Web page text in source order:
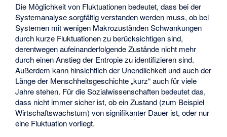
Die Möglichkeit von Fluktuationen bedeutet, dass bei der
Systemanalyse sorgfältig verstanden werden muss, ob bei
Systemen mit wenigen Makrozuständen Schwankungen
durch kurze Fluktuationen zu berücksichtigen sind,
derentwegen aufeinanderfolgende Zustände nicht mehr
durch einen Anstieg der Entropie zu identifizieren sind.
Außerdem kann hinsichtlich der Unendlichkeit und auch der
Länge der Menschheitsgeschichte „kurz“ auch für viele
Jahre stehen. Für die Sozialwissenschaften bedeutet das,
dass nicht immer sicher ist, ob ein Zustand (zum Beispiel
Wirtschaftswachstum) von signifikanter Dauer ist, oder nur
eine Fluktuation vorliegt.